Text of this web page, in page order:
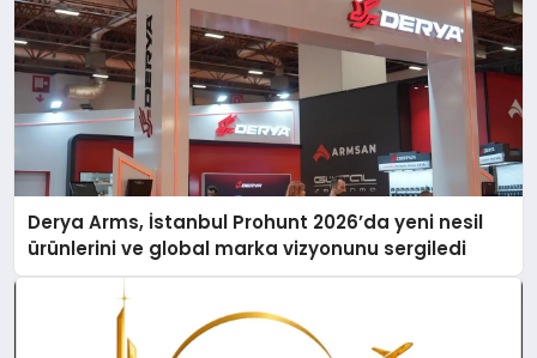
Derya Arms, İstanbul Prohunt 2026’da yeni nesil
ürünlerini ve global marka vizyonunu sergiledi